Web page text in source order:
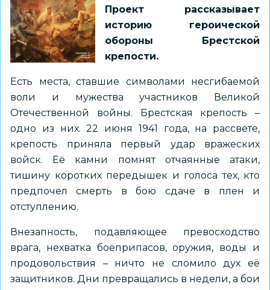
Проект рассказывает
историю героической
обороны Брестской
крепости.
Есть места, ставшие символами несгибаемой
воли и мужества участников Великой
Отечественной войны. Брестская крепость –
одно из них. 22 июня 1941 года, на рассвете,
крепость приняла первый удар вражеских
войск. Её камни помнят отчаянные атаки,
тишину коротких передышек и голоса тех, кто
предпочел смерть в бою сдаче в плен и
отступлению.
Внезапность, подавляющее превосходство
врага, нехватка боеприпасов, оружия, воды и
продовольствия – ничто не сломило дух её
защитников. Дни превращались в недели, а бои